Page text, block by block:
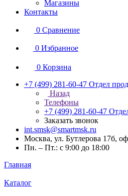
Магазины
Контакты
0 Сравнение
0 Избранное
0 Корзина
+7 (499) 281-60-47 Отдел
Назад
Телефоны
+7 (499) 281-60-47
Заказать звонок
int.smsk@smartmsk.ru
Москва, ул. Бутлерова 17б,
Пн. – Пт.: с 9:00 до 18:00
Главная
Каталог